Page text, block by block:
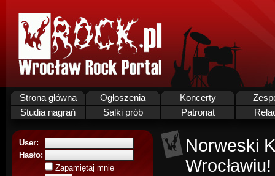
Strona główna Ogłoszenia Koncerty
Studia nagrań
Salki prób Patronat
User:
Hasło:
Zapamiętaj mnie
Norweski
Wrocławiu!